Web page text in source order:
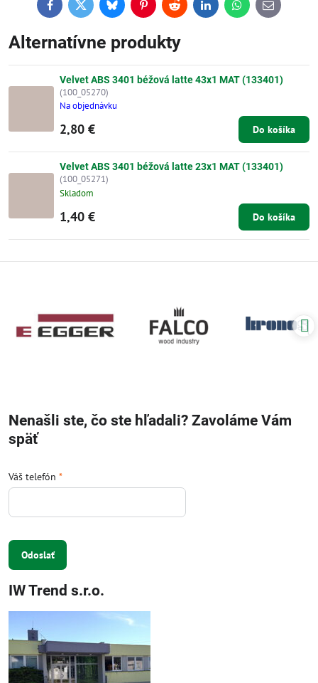
FacebookTwitterBlueskyPinterestReddit LinkedInWhatsApp
E-
mail
Alternatívne produkty
Velvet ABS 3401 béžová latte 43x1 MAT (133401)
(100_05270)
Na objednávku
2,80 € Do košíka
Velvet ABS 3401 béžová latte 23x1 MAT (133401)
(100_05271)
Skladom
1,40 € Do košíka
Nenašli ste, čo ste hľadali? Zavoláme Vám
späť
Váš telefón *
Odoslať
IW Trend s.r.o.